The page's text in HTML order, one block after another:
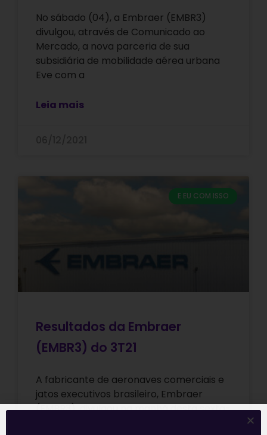
No sábado (04), a Embraer (EMBR3)
divulgou, através de Comunicado ao
Mercado, a nova parceria de sua
subsidiária de mobilidade aérea urbana
Eve com a
Leia mais
E EU COM ISSO
Resultados da Embraer
(EMBR3) do 3T21
A fabricante de aeronaves comerciais e
jatos executivos brasileiro, Embraer
(EMBR3), divulgou na manhã desta sexta-